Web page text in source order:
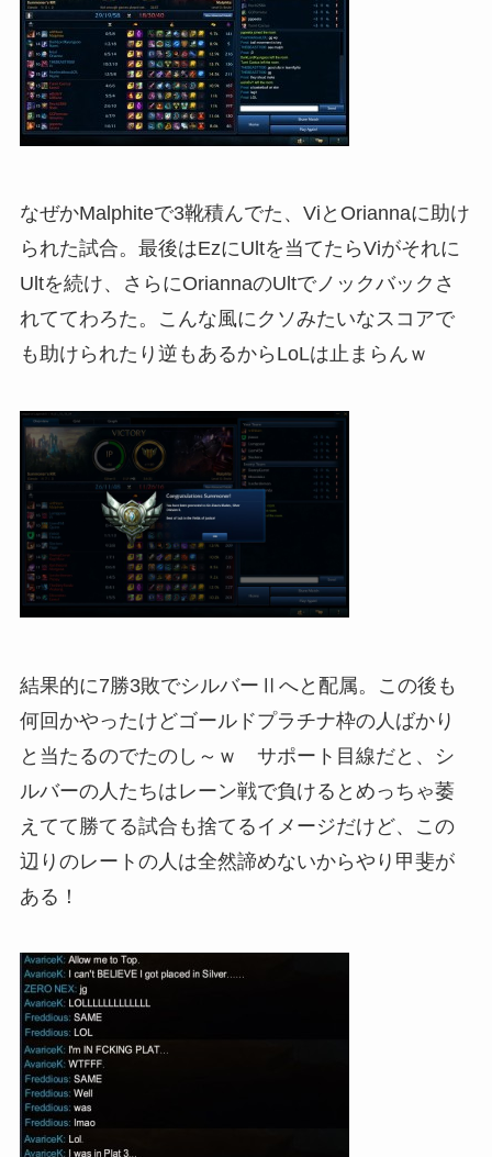
なぜかMalphiteで3靴積んでた、ViとOriannaに助け
られた試合。最後はEzにUltを当てたらViがそれに
Ultを続け、さらにOriannaのUltでノックバックさ
れててわろた。こんな風にクソみたいなスコアで
も助けられたり逆もあるからLoLは止まらんｗ
結果的に7勝3敗でシルバーⅡへと配属。この後も
何回かやったけどゴールドプラチナ枠の人ばかり
と当たるのでたのし～ｗ サポート目線だと、シ
ルバーの人たちはレーン戦で負けるとめっちゃ萎
えてて勝てる試合も捨てるイメージだけど、この
辺りのレートの人は全然諦めないからやり甲斐が
ある！